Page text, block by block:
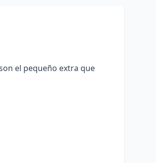
el pequeño extra que